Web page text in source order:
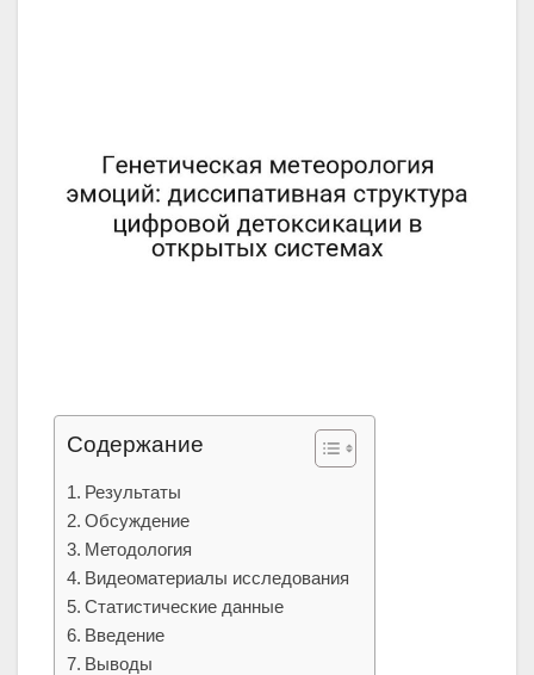
Содержание
Результаты
Обсуждение
Методология
Видеоматериалы исследования
Статистические данные
Введение
Выводы